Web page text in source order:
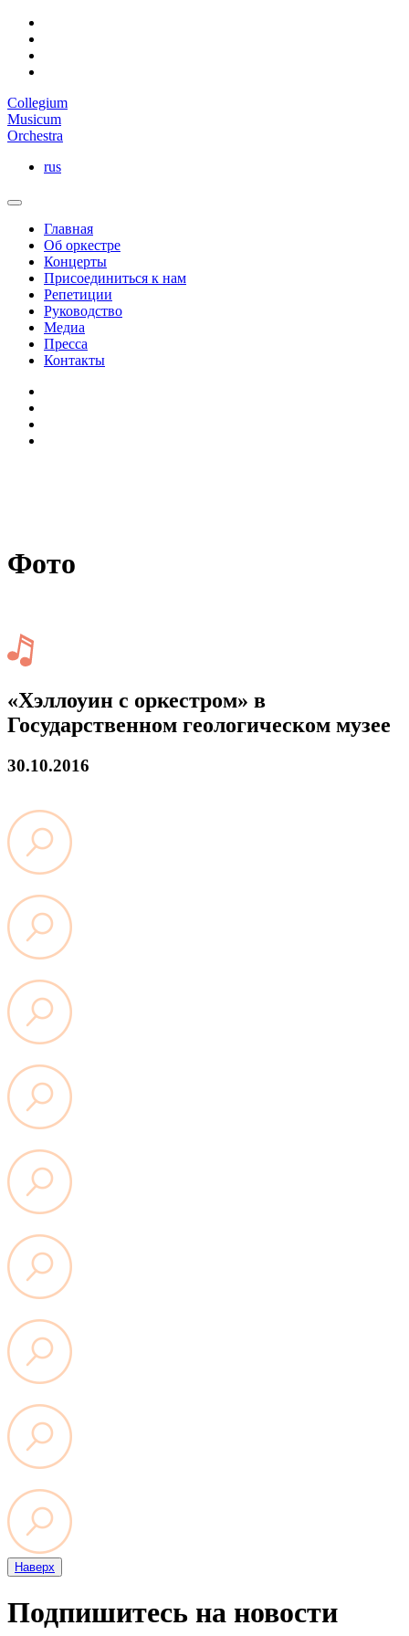
Collegium
Musicum
Orchestra
rus
Главная
Об оркестре
Концерты
Присоединиться к нам
Репетиции
Руководство
Медиа
Пресса
Контакты
Фото
«Хэллоуин с оркестром» в
Государственном геологическом музее
30.10.2016
Наверх
Подпишитесь на новости